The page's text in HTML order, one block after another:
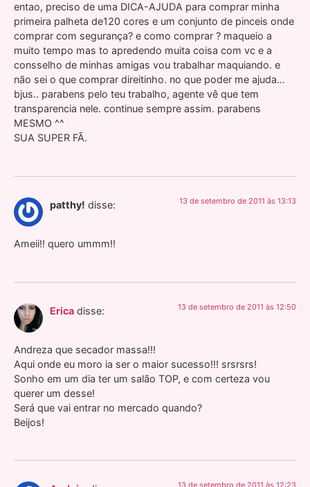
entao, preciso de uma DICA-AJUDA para comprar minha
primeira palheta de120 cores e um conjunto de pinceis onde
comprar com segurança? e como comprar ? maqueio a
muito tempo mas to apredendo muita coisa com vc e a
consselho de minhas amigas vou trabalhar maquiando. e
não sei o que comprar direitinho. no que poder me ajuda…
bjus.. parabens pelo teu trabalho, agente vê que tem
transparencia nele. continue sempre assim. parabens
MESMO ^^
SUA SUPER FÃ.
patthy! disse: 13 de setembro de 2011 às 13:13
Ameii!! quero ummm!!
Erica disse: 13 de setembro de 2011 às 12:50
Andreza que secador massa!!!
Aqui onde eu moro ia ser o maior sucesso!!! srsrsrs!
Sonho em um dia ter um salão TOP, e com certeza vou
querer um desse!
Será que vai entrar no mercado quando?
Beijos!